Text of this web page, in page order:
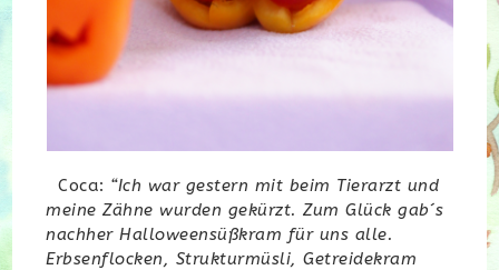
Coca: “Ich war gestern mit beim Tierarzt und
meine Zähne wurden gekürzt. Zum Glück gab´s
nachher Halloweensüßkram für uns alle.
Erbsenflocken, Strukturmüsli, Getreidekram